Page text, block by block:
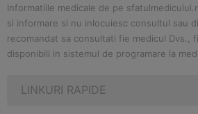
Informatiile medicale de pe
si informare si nu inlocuiesc consultul sau
recomandat sa consultati fie medicul Dvs.,
disponibili in sistemul de programare la
LINKURI RAPIDE